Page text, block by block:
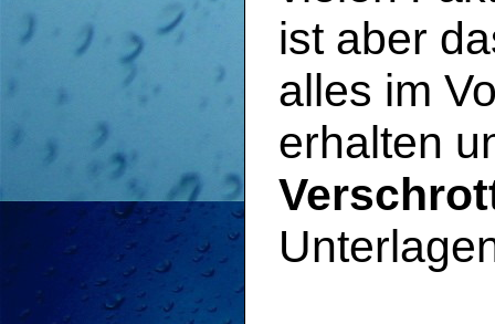
ist aber
alles im
erhalten